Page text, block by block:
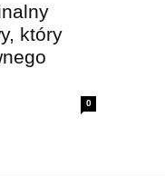
który
0